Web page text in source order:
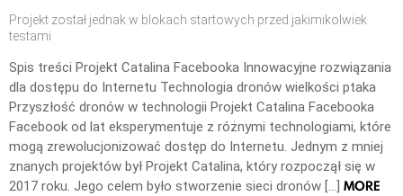
Projekt został jednak w blokach startowych przed jakimikolwiek
testami
Spis treści Projekt Catalina Facebooka Innowacyjne rozwiązania
dla dostępu do Internetu Technologia dronów wielkości ptaka
Przyszłość dronów w technologii Projekt Catalina Facebooka
Facebook od lat eksperymentuje z różnymi technologiami, które
mogą zrewolucjonizować dostęp do Internetu. Jednym z mniej
znanych projektów był Projekt Catalina, który rozpoczął się w
2017 roku. Jego celem było stworzenie sieci dronów […] MORE